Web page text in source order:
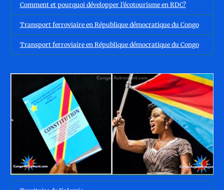
Comment et pourquoi développer l’écotourisme en RDC?
Transport ferroviaire en République démocratique du Congo
Transport ferroviaire en République démocratique du Congo